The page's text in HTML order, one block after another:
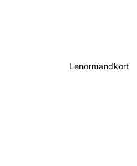
Lenormandkort